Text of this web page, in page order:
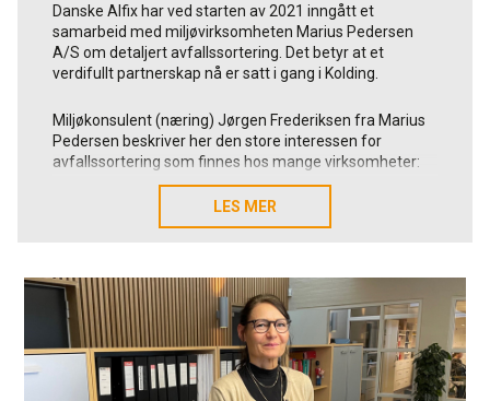
Danske Alfix har ved starten av 2021 inngått et
samarbeid med miljøvirksomheten Marius Pedersen
A/S om detaljert avfallssortering. Det betyr at et
verdifullt partnerskap nå er satt i gang i Kolding.
Miljøkonsulent (næring) Jørgen Frederiksen fra Marius
Pedersen beskriver her den store interessen for
avfallssortering som finnes hos mange virksomheter:
“Det har vært en tydelig økt interesse, særlig de to siste
årene. Det starter ofte med at virksomhetene kan se et
ønsket om å gjøre noe bra for samfunnet og verden,
noe som heldigvis også får mer oppmerksomhet nå.
Det er virksomheter i alle størrelser og fra en rekke ulike
bransjer som nå aktivt deltar i avfallssorteringen.”
Om det nye og tette samarbeidet med Alfix har han
LES MER
LES MER